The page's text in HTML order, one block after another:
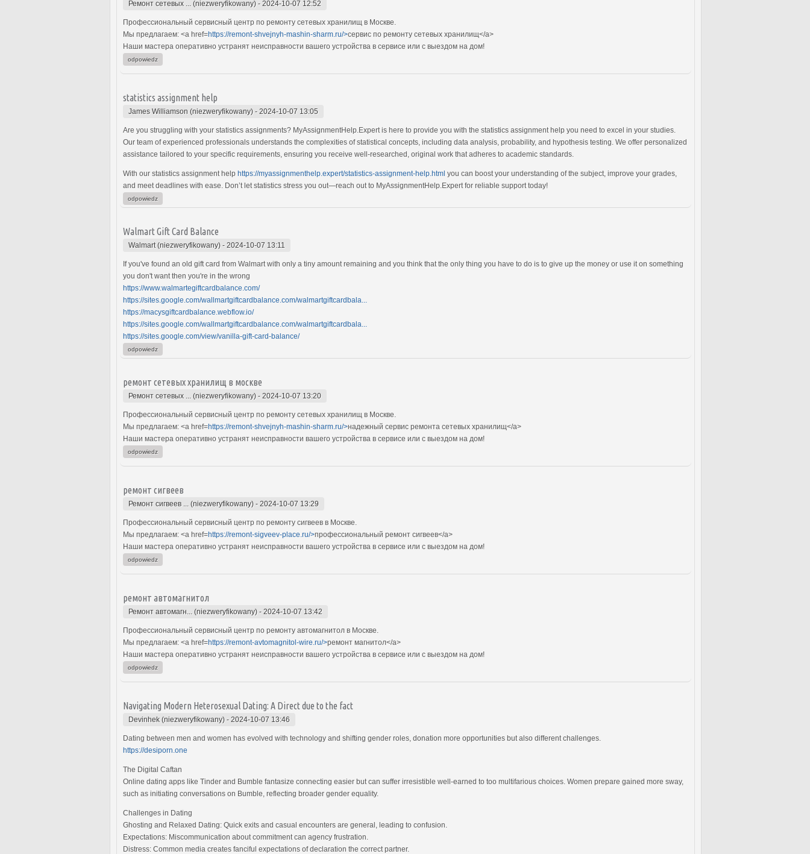
Ремонт сетевых ... (niezweryfikowany) - 2024-10-07 12:52
Профессиональный сервисный центр по ремонту сетевых хранилищ в Москве.
Мы предлагаем: <a href=https://remont-shvejnyh-mashin-sharm.ru/>сервис по ремонту сетевых хранилищ</a>
Наши мастера оперативно устранят неисправности вашего устройства в сервисе или с выездом на дом!
odpowiedz
statistics assignment help
James Williamson (niezweryfikowany) - 2024-10-07 13:05
Are you struggling with your statistics assignments? MyAssignmentHelp.Expert is here to provide you with the statistics assignment help you need to excel in your studies.
Our team of experienced professionals understands the complexities of statistical concepts, including data analysis, probability, and hypothesis testing. We offer personalized
assistance tailored to your specific requirements, ensuring you receive well-researched, original work that adheres to academic standards.
With our statistics assignment help https://myassignmenthelp.expert/statistics-assignment-help.html you can boost your understanding of the subject, improve your grades,
and meet deadlines with ease. Don’t let statistics stress you out—reach out to MyAssignmentHelp.Expert for reliable support today!
odpowiedz
Walmart Gift Card Balance
Walmart (niezweryfikowany) - 2024-10-07 13:11
If you've found an old gift card from Walmart with only a tiny amount remaining and you think that the only thing you have to do is to give up the money or use it on something
you don't want then you're in the wrong
https://www.walmartegiftcardbalance.com/
https://sites.google.com/wallmartgiftcardbalance.com/walmartgiftcardbala...
https://macysgiftcardbalance.webflow.io/
https://sites.google.com/wallmartgiftcardbalance.com/walmartgiftcardbala...
https://sites.google.com/view/vanilla-gift-card-balance/
odpowiedz
ремонт сетевых хранилищ в москве
Ремонт сетевых ... (niezweryfikowany) - 2024-10-07 13:20
Профессиональный сервисный центр по ремонту сетевых хранилищ в Москве.
Мы предлагаем: <a href=https://remont-shvejnyh-mashin-sharm.ru/>надежный сервис ремонта сетевых хранилищ</a>
Наши мастера оперативно устранят неисправности вашего устройства в сервисе или с выездом на дом!
odpowiedz
ремонт сигвеев
Ремонт сигвеев ... (niezweryfikowany) - 2024-10-07 13:29
Профессиональный сервисный центр по ремонту сигвеев в Москве.
Мы предлагаем: <a href=https://remont-sigveev-place.ru/>профессиональный ремонт сигвеев</a>
Наши мастера оперативно устранят неисправности вашего устройства в сервисе или с выездом на дом!
odpowiedz
ремонт автомагнитол
Ремонт автомагн... (niezweryfikowany) - 2024-10-07 13:42
Профессиональный сервисный центр по ремонту автомагнитол в Москве.
Мы предлагаем: <a href=https://remont-avtomagnitol-wire.ru/>ремонт магнитол</a>
Наши мастера оперативно устранят неисправности вашего устройства в сервисе или с выездом на дом!
odpowiedz
Navigating Modern Heterosexual Dating: A Direct due to the fact
Devinhek (niezweryfikowany) - 2024-10-07 13:46
Dating between men and women has evolved with technology and shifting gender roles, donation more opportunities but also different challenges.
https://desiporn.one
The Digital Caftan
Online dating apps like Tinder and Bumble fantasize connecting easier but can suffer irresistible well-earned to too multifarious choices. Women prepare gained more sway,
such as initiating conversations on Bumble, reflecting broader gender equality.
Challenges in Dating
Ghosting and Relaxed Dating: Quick exits and casual encounters are general, leading to confusion.
Expectations: Miscommunication about commitment can agency frustration.
Distress: Common media creates fanciful expectations of declaration the correct partner.